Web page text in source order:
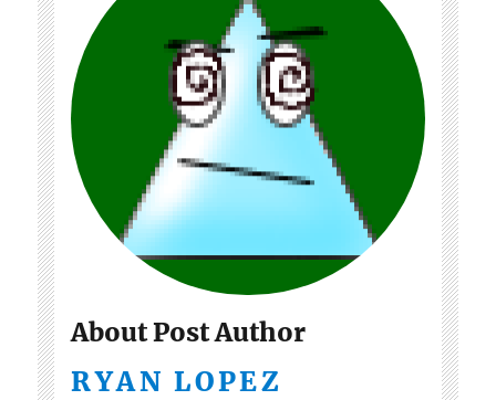
About Post Author
RYAN LOPEZ